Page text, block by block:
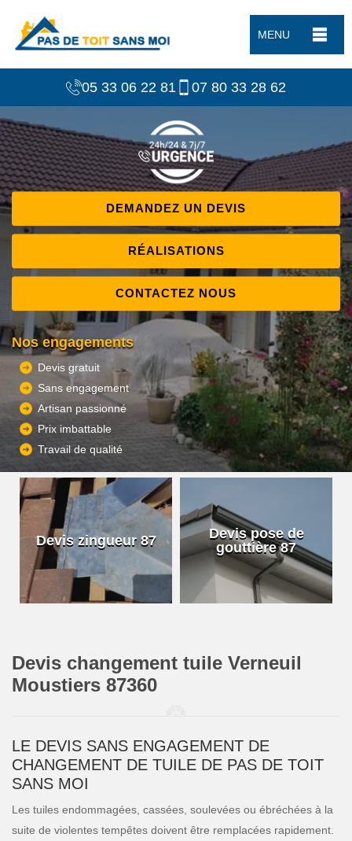
MENU
05 33 06 22 81 07 80 33 28 62
DEMANDEZ UN DEVIS
RÉALISATIONS
CONTACTEZ NOUS
Nos engagements
Devis gratuit
Sans engagement
Artisan passionné
Prix imbattable
Travail de qualité
Devis zingueur 87
Devis pose de
gouttière 87
Devis changement tuile Verneuil
Moustiers 87360
LE DEVIS SANS ENGAGEMENT DE
CHANGEMENT DE TUILE DE PAS DE TOIT
SANS MOI
Les tuiles endommagées, cassées, soulevées ou ébréchées à la
suite de violentes tempêtes doivent être remplacées rapidement.